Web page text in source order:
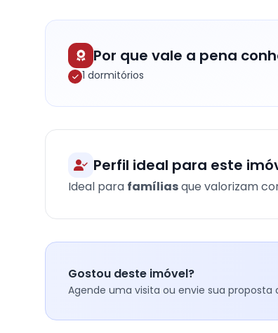
Por que vale a pena
1 dormitórios
Perfil ideal para este
Ideal para famíliasque valorizam
Gostou deste imóvel?
Agende uma visita ou envie sua proposta